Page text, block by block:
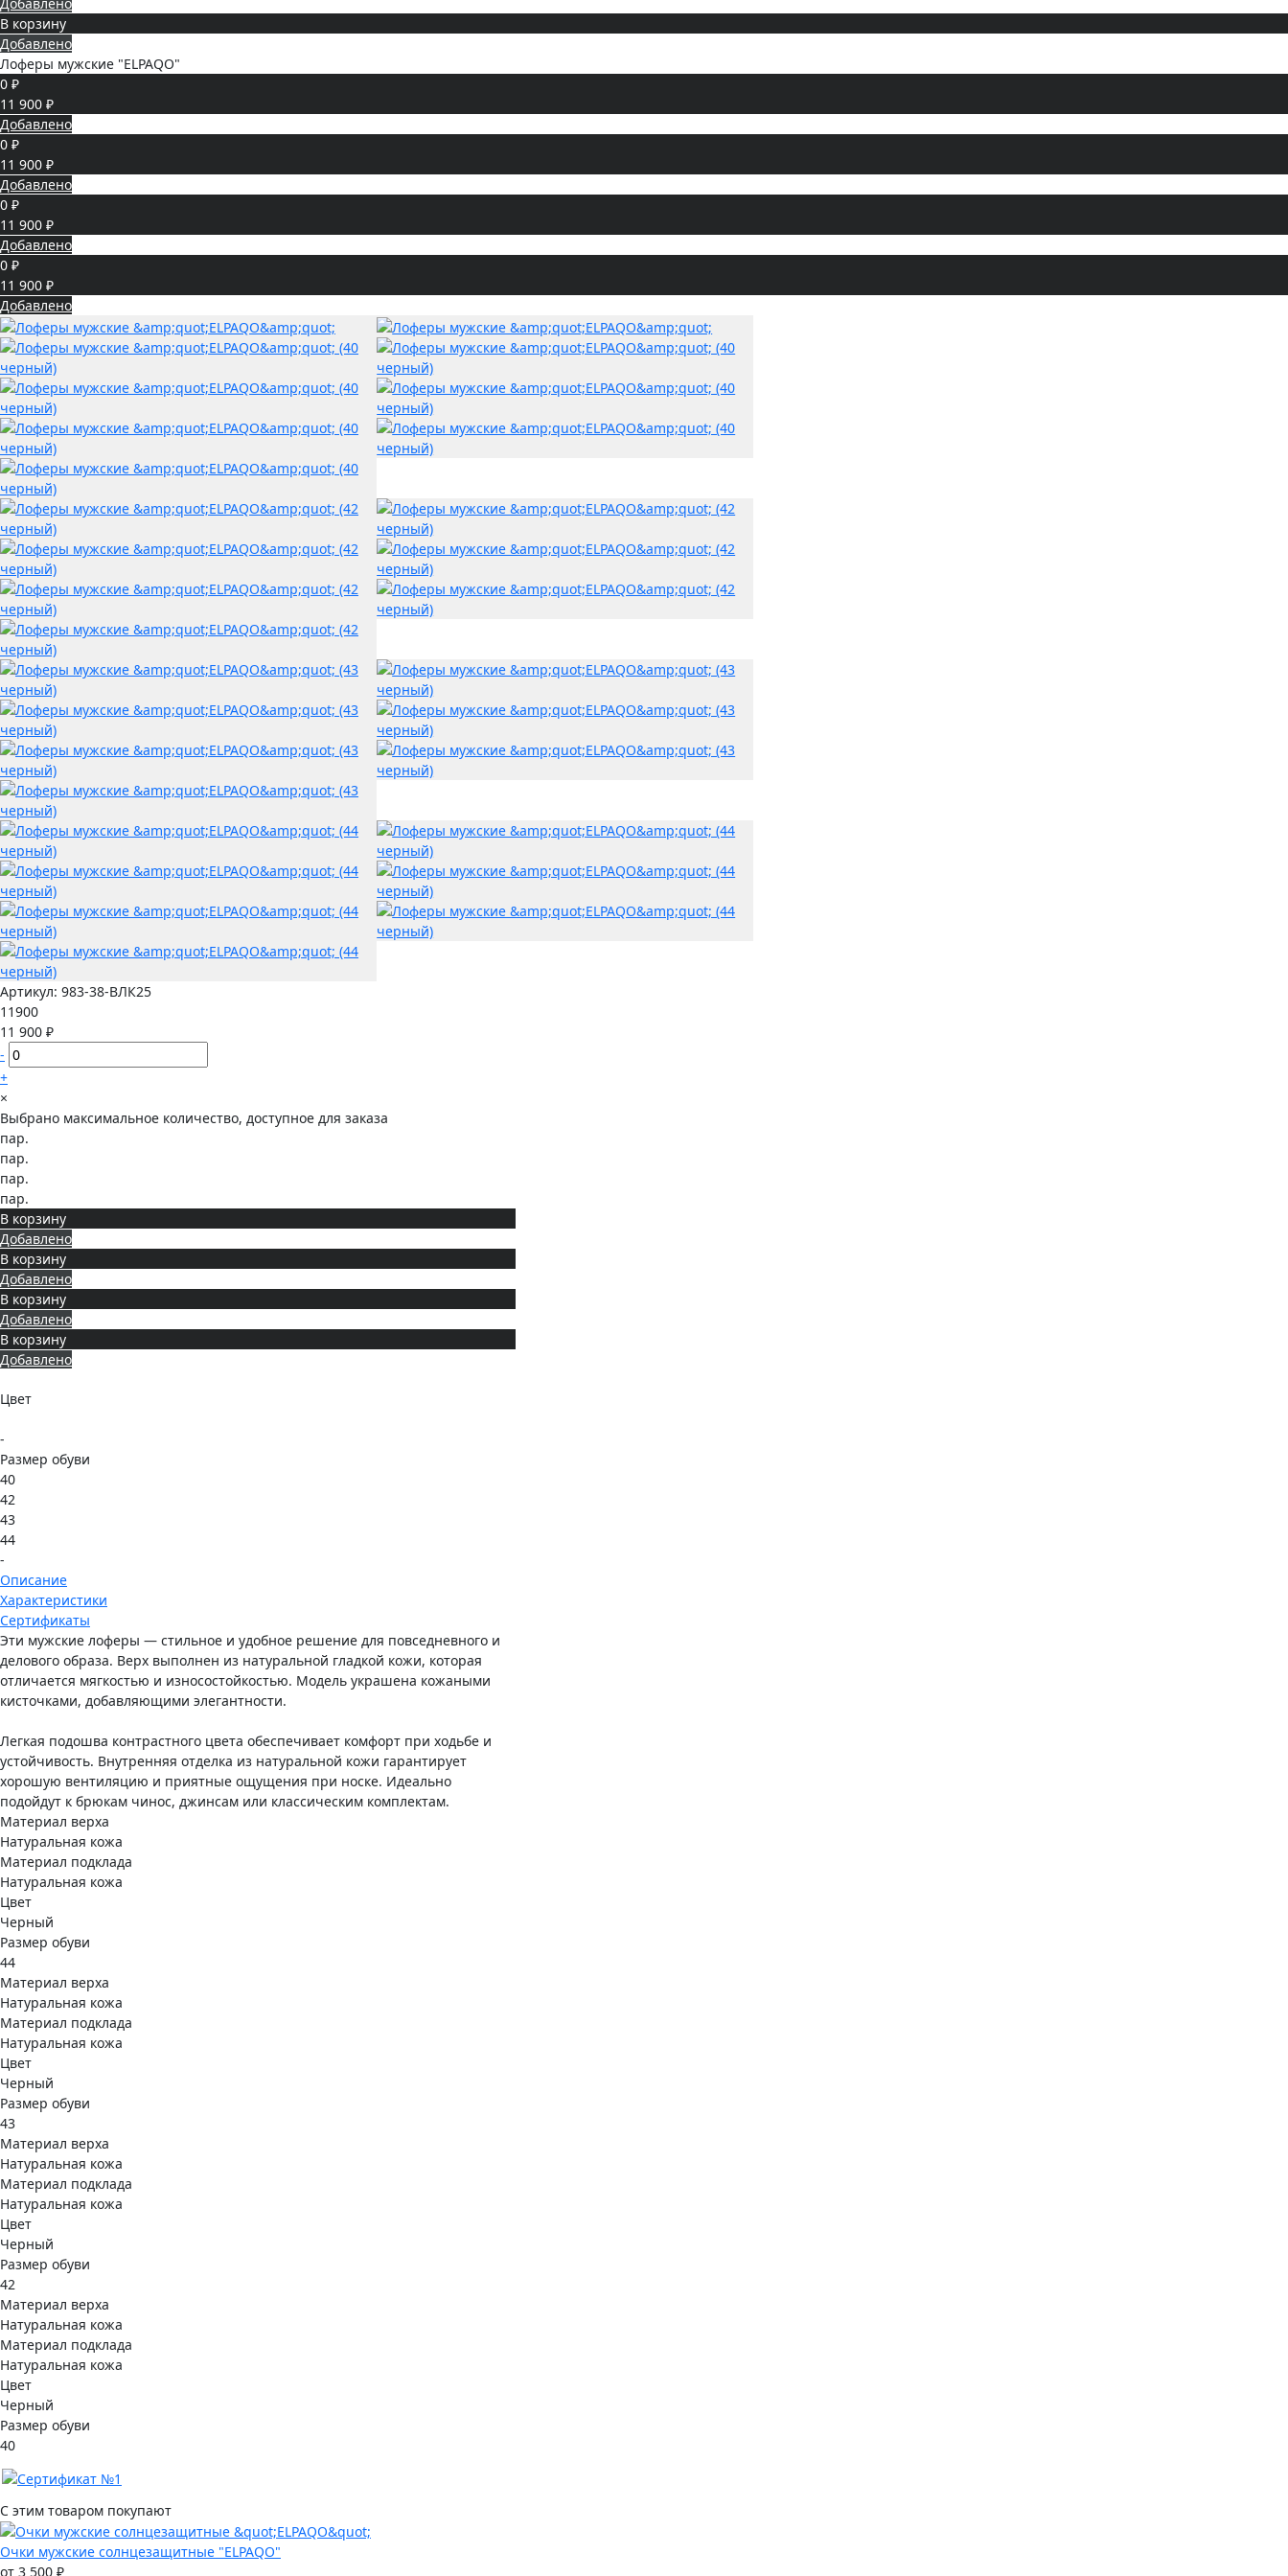
В корзину
Добавлено
Лоферы мужские "ELPAQO"
0 ₽
11 900 ₽
Добавлено
0 ₽
11 900 ₽
Добавлено
0 ₽
11 900 ₽
Добавлено
0 ₽
11 900 ₽
Добавлено
Артикул: 983-38-ВЛК25
11900
11 900 ₽
-
+
×
Выбрано максимальное количество, доступное для заказа
пар.
пар.
пар.
пар.
В корзину
Добавлено
В корзину
Добавлено
В корзину
Добавлено
В корзину
Добавлено
Цвет
-
Размер обуви
40
42
43
44
-
Описание
Характеристики
Сертификаты
Эти мужские лоферы — стильное и удобное решение для повседневного и
делового образа. Верх выполнен из натуральной гладкой кожи, которая
отличается мягкостью и износостойкостью. Модель украшена кожаными
кисточками, добавляющими элегантности.
Легкая подошва контрастного цвета обеспечивает комфорт при ходьбе и
устойчивость. Внутренняя отделка из натуральной кожи гарантирует
хорошую вентиляцию и приятные ощущения при носке. Идеально
подойдут к брюкам чинос, джинсам или классическим комплектам.
Материал верха
Натуральная кожа
Материал подклада
Натуральная кожа
Цвет
Черный
Размер обуви
44
Материал верха
Натуральная кожа
Материал подклада
Натуральная кожа
Цвет
Черный
Размер обуви
43
Материал верха
Натуральная кожа
Материал подклада
Натуральная кожа
Цвет
Черный
Размер обуви
42
Материал верха
Натуральная кожа
Материал подклада
Натуральная кожа
Цвет
Черный
Размер обуви
40
С этим товаром покупают
Очки мужские солнцезащитные "ELPAQO"
от 3 500 ₽